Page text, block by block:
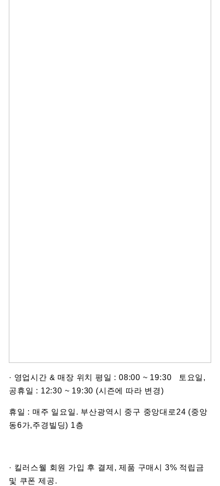
· 영업시간 & 매장 위치 평일 : 08:00 ~ 19:30 토요일,
공휴일 : 12:30 ~ 19:30 (시즌에 따라 변경)
휴일 : 매주 일요일. 부산광역시 중구 중앙대로24 (중앙
동6가,주경빌딩) 1층
· 킬러스웰 회원 가입 후 결제, 제품 구매시 3% 적립금
및 쿠폰 제공.